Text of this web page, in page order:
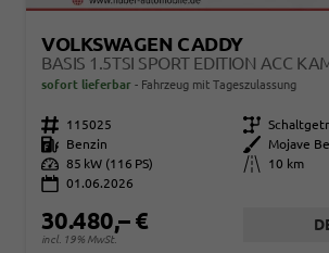
VOLKSWAGEN CADDY
BASIS 1.5TSI SPORT EDITION ACC
sofort lieferbar Fahrzeug mit Tageszulassung
Fahrzeugnr. 115025 Getriebe
Kraftstoff
Benzin Außenfarbe
Mojave
Leistung 85 kW (116 PS) Kilometerstand
10 km
01.06.2026
30.480,– €
incl. 19% MwSt.